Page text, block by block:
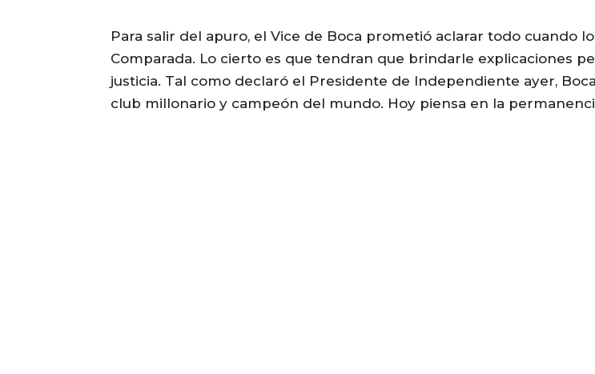
Para salir del apuro, el Vice de Boca prometió aclarar todo cuando lo
Comparada. Lo cierto es que tendran que brindarle explicaciones
justicia. Tal como declaró el Presidente de Independiente ayer,
club millonario y campeón del mundo. Hoy piensa en la